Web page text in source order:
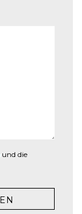
und die